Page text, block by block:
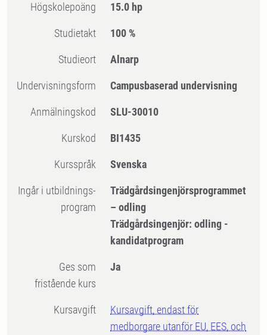
högskolepoäng 15.0 hp
Studietakt 100 %
Studieort Alnarp
Undervisningsform Campusbaserad undervisning
Anmälningskod SLU-30010
Kurskod BI1435
Kursspråk Svenska
Ingår i utbildnings-
program
Trädgårdsingenjörsprogrammet
– odling
Trädgårdsingenjör: odling -
kandidatprogram
Ges som
fristående kurs
Ja
Kursavgift
Kursavgift, endast för
medborgare utanför EU, EES, och